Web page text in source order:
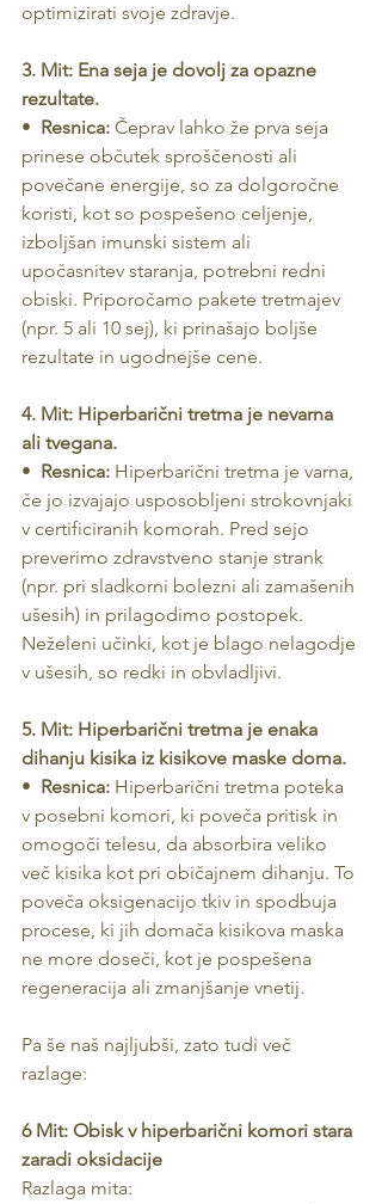
optimizirati svoje zdravje.
3. Mit: Ena seja je dovolj za opazne
rezultate.
• Resnica: Čeprav lahko že prva seja
prinese občutek sproščenosti ali
povečane energije, so za dolgoročne
koristi, kot so pospešeno celjenje,
izboljšan imunski sistem ali
upočasnitev staranja, potrebni redni
obiski. Priporočamo pakete tretmajev
(npr. 5 ali 10 sej), ki prinašajo boljše
rezultate in ugodnejše cene.
4. Mit: Hiperbarični tretma je nevarna
ali tvegana.
• Resnica: Hiperbarični tretma je varna,
če jo izvajajo usposobljeni strokovnjaki
v certificiranih komorah. Pred sejo
preverimo zdravstveno stanje strank
(npr. pri sladkorni bolezni ali zamašenih
ušesih) in prilagodimo postopek.
Neželeni učinki, kot je blago nelagodje
v ušesih, so redki in obvladljivi.
5. Mit: Hiperbarični tretma je enaka
dihanju kisika iz kisikove maske doma.
• Resnica: Hiperbarični tretma poteka
v posebni komori, ki poveča pritisk in
omogoči telesu, da absorbira veliko
več kisika kot pri običajnem dihanju. To
poveča oksigenacijo tkiv in spodbuja
procese, ki jih domača kisikova maska
ne more doseči, kot je pospešena
regeneracija ali zmanjšanje vnetij.
Pa še naš najljubši, zato tudi več
razlage:
6 Mit: Obisk v hiperbarični komori stara
zaradi oksidacije
Razlaga mita: